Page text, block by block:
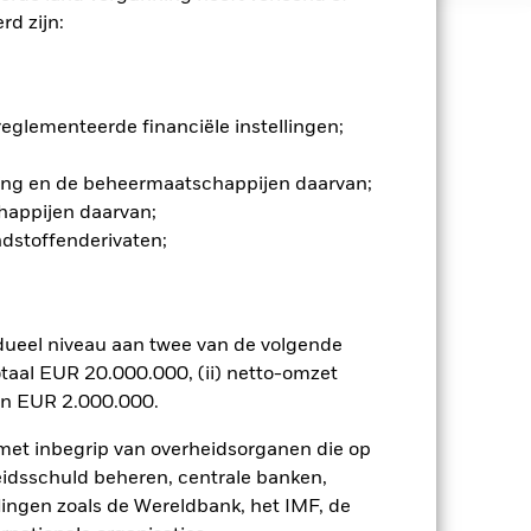
zijn:
financiële instellingen;
en de beheermaatschappijen daarvan;
daarvan;
niveau aan twee van de volgende
EUR 20.000.000, (ii) netto-omzet
EUR 2.000.000.
inbegrip van overheidsorganen die op
beheren, centrale banken,
zoals de Wereldbank, het IMF, de
en stijgen, en zijn niet
op de aandelenmarkten.
gebeurtenissen in de
een aanzienlijk invloed op de
risiconiveau verhogen.
Het gebruik van derivaten voor
in het fonds betekenen.
voor andere
van alle aandelenklassen in het
de beheermaatschappij van het
de hiermee verbonden inkomsten
van opbrengsten uit
Toon minder